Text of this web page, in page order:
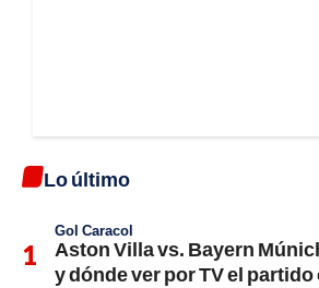
Lo último
Gol Caracol
Aston Villa vs. Bayern
y dónde ver por TV el